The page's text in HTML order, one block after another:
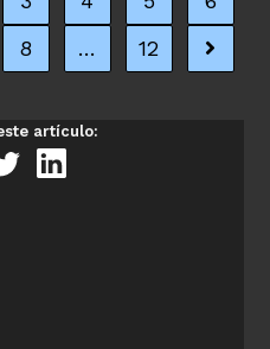
Música
–
Guitarra
8 … 12 Ir a la
artículo: